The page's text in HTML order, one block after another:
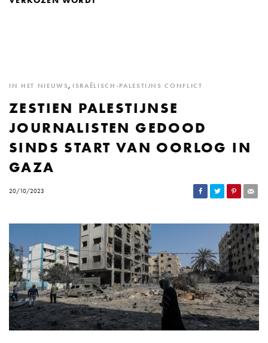
IN HET NIEUWS, ISRAËLISCH-PALESTIJNS CONFLICT
ZESTIEN PALESTIJNSE
JOURNALISTEN GEDOOD
SINDS START VAN OORLOG IN
GAZA
20/10/2023